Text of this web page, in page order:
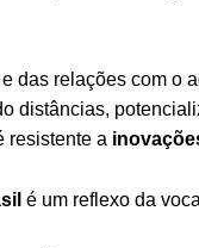
e das relações com o
distâncias,
resistente a
é um reflexo da